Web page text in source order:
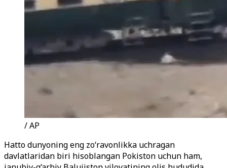
/ AP
Hatto dunyoning eng zo‘ravonlikka uchragan
davlatlaridan biri hisoblangan Pokiston uchun ham,